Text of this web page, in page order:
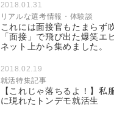
2018.01.31
リアルな選考情報・体験談
これには面接官もたまらず
「面接」で飛び出た爆笑エ
ネット上から集めました。
2018.02.19
就活特集記事
【これじゃ落ちるよ！】私
に現れたトンデモ就活生